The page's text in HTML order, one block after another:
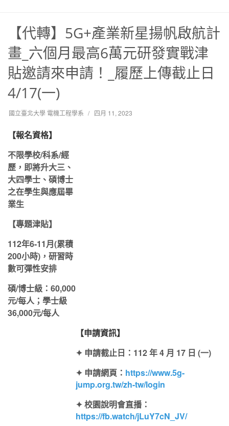
【代轉】5G+產業新星揚帆啟航計
畫_六個月最高6萬元研發實戰津
貼邀請來申請！_履歷上傳截止日
4/17(一)
國立臺北大學 電機工程學系 四月 11, 2023
【報名資格】
不限學校/科系/經
歷，即將升大三、
大四學士、碩博士
之在學生與應屆畢
業生
【專題津貼】
112年6-11月(累積
200小時)，研習時
數可彈性安排
碩/博士級：60,000
元/每人；學士級
36,000元/每人
【申請資訊】
✦ 申請截止日：112 年 4 月 17 日 (一)
✦ 申請網頁： https://www.5g-
jump.org.tw/zh-tw/login
✦校園說明會直播 ：
https://fb.watch/jLuY7cN_JV/